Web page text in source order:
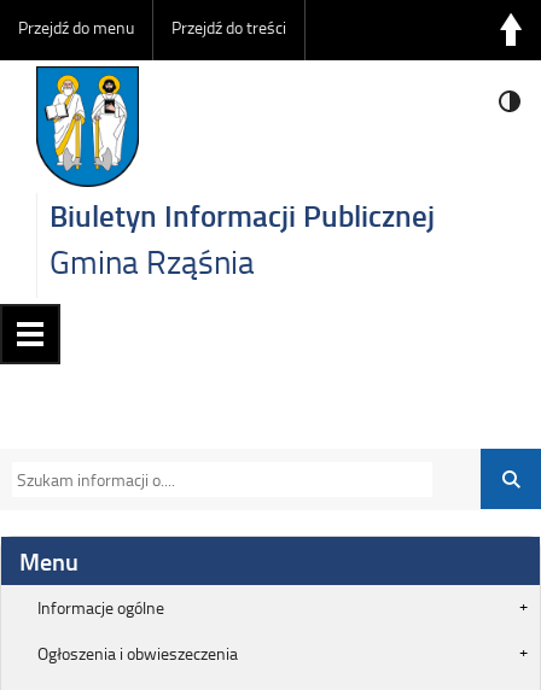
Przejdź do menu Przejdź do treści
Biuletyn Informacji Publicznej
Gmina Rząśnia
Menu
Informacje ogólne
Ogłoszenia i obwieszeczenia